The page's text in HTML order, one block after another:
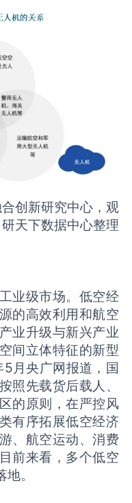
创新研究中心，观
研天下数据中心整理
业级市场。低空经
的高效利用和航空
业升级与新兴产业
间立体特征的新型
月央广网报道，国
照先载货后载人、
的原则，在严控风
有序拓展低空经济
、航空运动、消费
前来看，多个低空
。